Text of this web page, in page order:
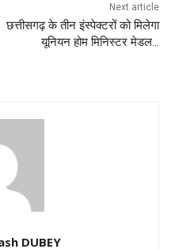
Next article
छत्तीसगढ़ के तीन इंस्पेक्टरों को मिलेगा
यूनियन होम मिनिस्टर मेडल…
DUBEY